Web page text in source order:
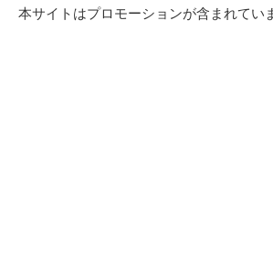
本サイトはプロモーションが含まれてい